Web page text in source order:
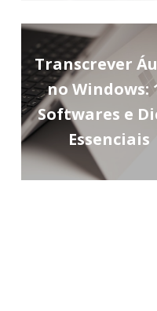
Transcrever
no Windows:
Softwares e
Essenciais